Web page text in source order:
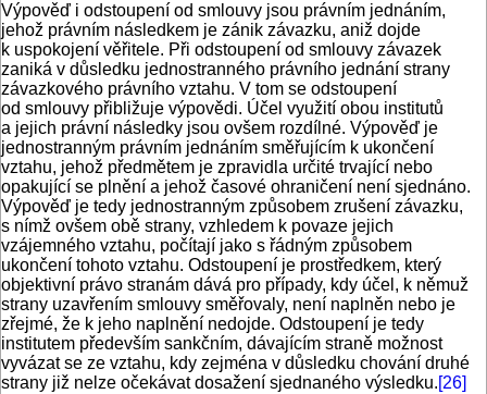
Výpověď i odstoupení od smlouvy jsou právním jednáním,
jehož právním následkem je zánik závazku, aniž dojde
k uspokojení věřitele. Při odstoupení od smlouvy závazek
zaniká v důsledku jednostranného právního jednání strany
závazkového právního vztahu. V tom se odstoupení
od smlouvy přibližuje výpovědi. Účel využití obou institutů
a jejich právní následky jsou ovšem rozdílné. Výpověď je
jednostranným právním jednáním směřujícím k ukončení
vztahu, jehož předmětem je zpravidla určité trvající nebo
opakující se plnění a jehož časové ohraničení není sjednáno.
Výpověď je tedy jednostranným způsobem zrušení závazku,
s nímž ovšem obě strany, vzhledem k povaze jejich
vzájemného vztahu, počítají jako s řádným způsobem
ukončení tohoto vztahu. Odstoupení je prostředkem, který
objektivní právo stranám dává pro případy, kdy účel, k němuž
strany uzavřením smlouvy směřovaly, není naplněn nebo je
zřejmé, že k jeho naplnění nedojde. Odstoupení je tedy
institutem především sankčním, dávajícím straně možnost
vyvázat se ze vztahu, kdy zejména v důsledku chování druhé
strany již nelze očekávat dosažení sjednaného výsledku.[26]